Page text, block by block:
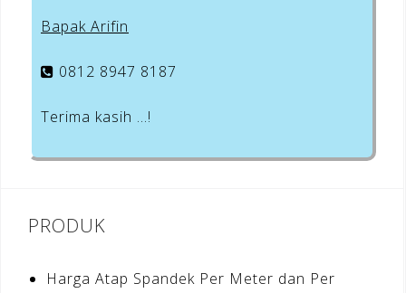
Bapak Arifin
0812 8947 8187
Terima kasih …!
PRODUK
Harga Atap Spandek Per Meter dan Per